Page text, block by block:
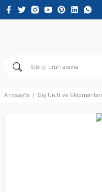
Anasayfa Diş Üniti ve Ekipmanları